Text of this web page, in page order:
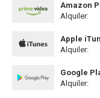
Amazon
Alquiler:
Apple
Alquiler:
Google
Alquiler: